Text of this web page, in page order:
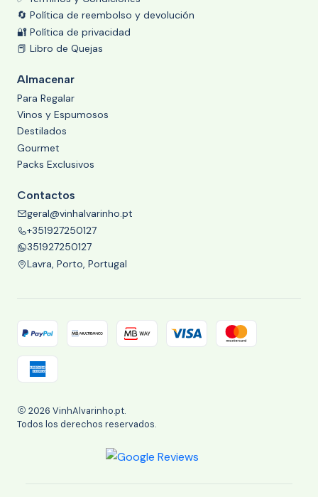
🔄 Política de reembolso y devolución
🔐 Política de privacidad
📕 Libro de Quejas
Almacenar
Para Regalar
Vinos y Espumosos
Destilados
Gourmet
Packs Exclusivos
Contactos
geral@vinhalvarinho.pt
+351927250127
351927250127
Lavra, Porto, Portugal
2026 VinhAlvarinho.pt.
Todos los derechos reservados.